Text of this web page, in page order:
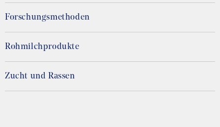
Forschungsmethoden
Rohmilchprodukte
Zucht und Rassen